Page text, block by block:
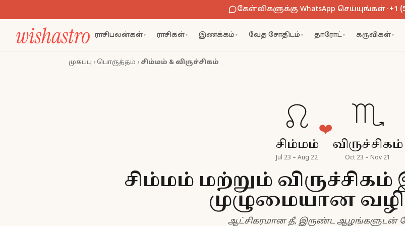
கேள்விகளுக்கு WhatsApp செய்யுங்கள் · +1
ராசிபலன்கள் ▼ ராசிகள் ▼ இணக்கம் ▼ வேத சோதிடம் ▼ தாரோட் ▼ கருவிகள் ▼
முகப்பு › பொருத்தம் › சிம்மம் & விருச்சிகம்
♌
சிம்மம்
Jul 23 – Aug 22
❤️ ♏
விருச்சிகம்
Oct 23 – Nov 21
சிம்மம் மற்றும்
முழுமையான
ஆட்சிகரமான தீ, இருண்ட ஆழங்களுடன்